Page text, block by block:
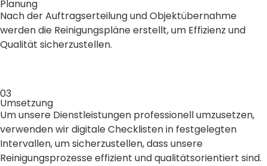
Planung
Nach der Auftragserteilung und Objektübernahme
werden die Reinigungspläne erstellt, um Effizienz und
Qualität sicherzustellen.
03
Umsetzung
Um unsere Dienstleistungen professionell umzusetzen,
verwenden wir digitale Checklisten in festgelegten
Intervallen, um sicherzustellen, dass unsere
Reinigungsprozesse effizient und qualitätsorientiert sind.